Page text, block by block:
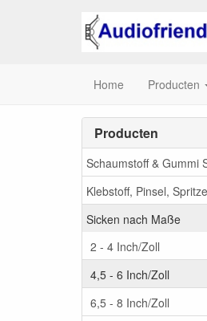
Home Producten
Producten
Schaumstoff & Gummi
Klebstoff, Pinsel, Spritze
Sicken nach Maße
2 - 4 Inch/Zoll
4,5 - 6 Inch/Zoll
6,5 - 8 Inch/Zoll